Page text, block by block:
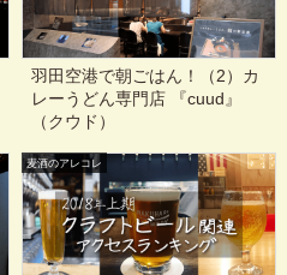
羽田空港で朝ごはん！（2）カ
レーうどん専門店 『cuud』
（クウド）
麦酒のアレコレ